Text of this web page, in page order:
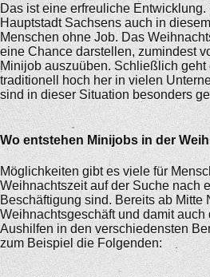
Das ist eine erfreuliche
Hauptstadt Sachsens auch in
Menschen ohne Job. Das
eine Chance darstellen, zumindest
Minijob auszuüben. Schließlich geht
traditionell hoch her in vielen
sind in dieser Situation besonders
Wo entstehen Minijobs in der
Möglichkeiten gibt es viele für
Weihnachtszeit auf der Suche nach
Beschäftigung sind. Bereits ab Mitte
Weihnachtsgeschäft und damit auch
Aushilfen in den verschiedensten
zum Beispiel die Folgenden: